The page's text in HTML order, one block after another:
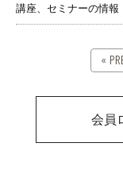
講座、セミナーの情報
«
会員